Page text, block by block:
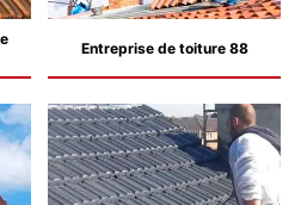
Entreprise de toiture 88